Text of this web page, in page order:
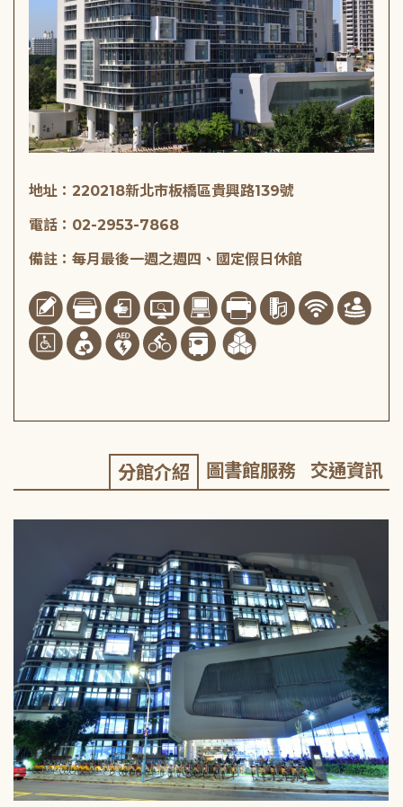
地址：220218新北市板橋區貴興路139號
電話：02-2953-7868
備註：每月最後一週之週四、國定假日休館
分館介紹 圖書館服務 交通資訊